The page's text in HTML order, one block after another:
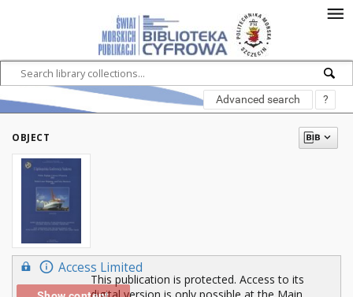
Advanced search ?
OBJECT
Access Limited
This publication is protected. Access to its